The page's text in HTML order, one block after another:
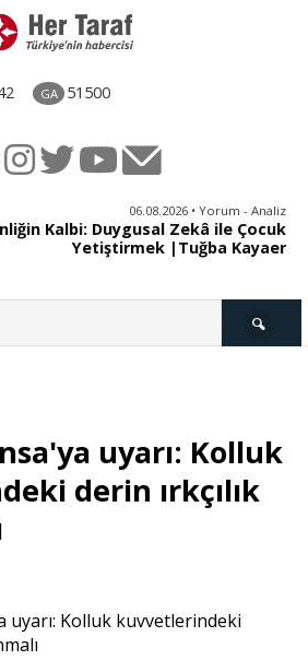
GA 51500
06.08.2026 • Yorum - Analiz
Kalbi: Duygusal Zekâ ile Çocuk
Yetiştirmek |Tuğba Kayaer
Derkenar
Kültür - Sanat
uyarı: Kolluk
derin ırkçılık